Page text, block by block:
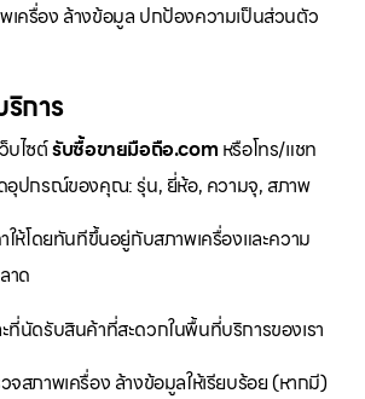
เครื่อง ล้างข้อมูล ปกป้องความเป็นส่วนตัว
การ
บไซต์รับซื้อขายมือถือ.com หรือโทร/แชท
ดอุปกรณ์ของคุณ: รุ่น, ยี่ห้อ, ความจุ, สภาพ
าให้โดยทันทีขึ้นอยู่กับสภาพเครื่องและความ
าด
ที่นัดรับสินค้าที่สะดวกในพื้นที่บริการของเรา
จสภาพเครื่อง ล้างข้อมูลให้เรียบร้อย (หากมี)